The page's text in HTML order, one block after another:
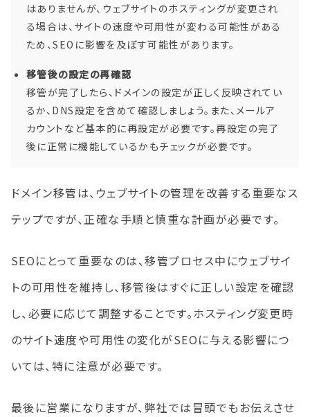
はありませんが、ウェブサイトのホスティングが変更され
る場合は、サイトの速度や可用性が変わる可能性がある
ため、SEOに影響を及ぼす可能性があります。
移管後の設定の再確認
移管が完了したら、ドメインの設定が正しく反映されてい
るか、DNS設定を含めて確認しましょう。また、メールア
カウントなど基本的に再設定が必要です。再設定の完了
後に正常に機能しているかもチェックが必要です。
ドメイン移管は、ウェブサイトの管理を改善する重要なス
テップですが、正確な手順と慎重な計画が必要です。
SEOにとって重要なのは、移管プロセス中にウェブサイ
トの可用性を維持し、移管後はすぐに正しい設定を確認
し、必要に応じて調整することです。ホスティング変更時
のサイト速度や可用性の変化がSEOに与える影響につ
いては、特に注意が必要です。
最後に営業になりますが、弊社では冒頭でもお伝えさせ